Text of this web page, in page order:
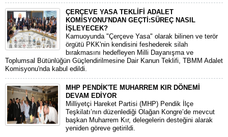
ÇERÇEVE YASA TEKLİFİ ADALET
KOMİSYONU'NDAN GEÇTİ:SÜREÇ NASIL
İŞLEYECEK?
​Kamuoyunda "Çerçeve Yasa" olarak bilinen ve terör
örgütü PKK'nin kendisini feshederek silah
bırakmasını hedefleyen Milli Dayanışma ve
Toplumsal Bütünlüğün Güçlendirilmesine Dair Kanun Teklifi, TBMM Adalet
Komisyonu'nda kabul edildi.
MHP PENDİK'TE MUHARREM KIR DÖNEMİ
DEVAM EDİYOR
​Milliyetçi Hareket Partisi (MHP) Pendik İlçe
Teşkilatı’nın düzenlediği Olağan Kongre’de mevcut
başkan Muharrem Kır, delegelerin desteğini alarak
yeniden göreve getirildi.